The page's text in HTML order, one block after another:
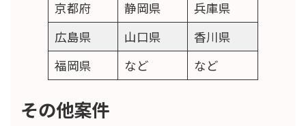
京都府
静岡県
兵庫県
広島県
山口県
香川県
福岡県
など など
その他案件